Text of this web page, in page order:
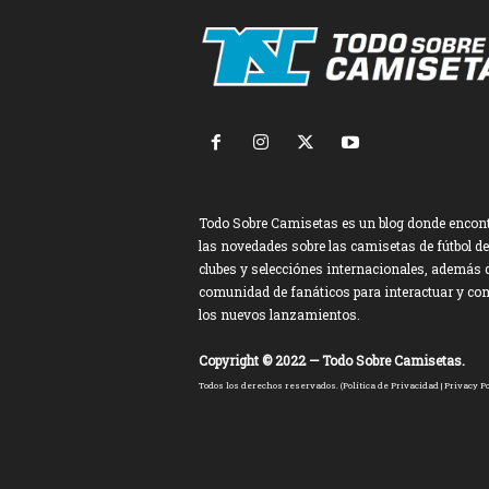
Todo Sobre Camisetas es un blog donde
las novedades sobre las camisetas de fútbol de
clubes y selecciónes internacionales, además
comunidad de fanáticos para interactuar y
los nuevos lanzamientos.
Copyright © 2022 — Todo Sobre Camisetas.
Todos los derechos reservados. (Política de Privacidad| Privacy